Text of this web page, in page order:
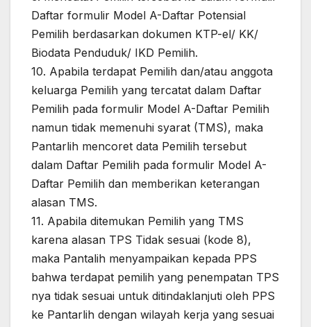
Daftar formulir Model A-Daftar Potensial
Pemilih berdasarkan dokumen KTP-el/ KK/
Biodata Penduduk/ IKD Pemilih.
10. Apabila terdapat Pemilih dan/atau anggota
keluarga Pemilih yang tercatat dalam Daftar
Pemilih pada formulir Model A-Daftar Pemilih
namun tidak memenuhi syarat (TMS), maka
Pantarlih mencoret data Pemilih tersebut
dalam Daftar Pemilih pada formulir Model A-
Daftar Pemilih dan memberikan keterangan
alasan TMS.
11. Apabila ditemukan Pemilih yang TMS
karena alasan TPS Tidak sesuai (kode 8),
maka Pantalih menyampaikan kepada PPS
bahwa terdapat pemilih yang penempatan TPS
nya tidak sesuai untuk ditindaklanjuti oleh PPS
ke Pantarlih dengan wilayah kerja yang sesuai